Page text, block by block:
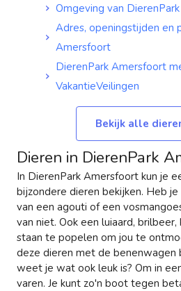
Omgeving van
Adres, openingstijden en
Amersfoort
DierenPark Amersfoort
VakantieVeilingen
Bekijk alle
Dieren in DierenPark
In DierenPark Amersfoort kun je
bijzondere dieren bekijken. Heb
van een agouti of een
van niet. Ook een luiaard,
staan te popelen om jou te
deze dieren met de benenwagen
weet je wat ook leuk is? Om in
varen. Je kunt zo'n boot tegen